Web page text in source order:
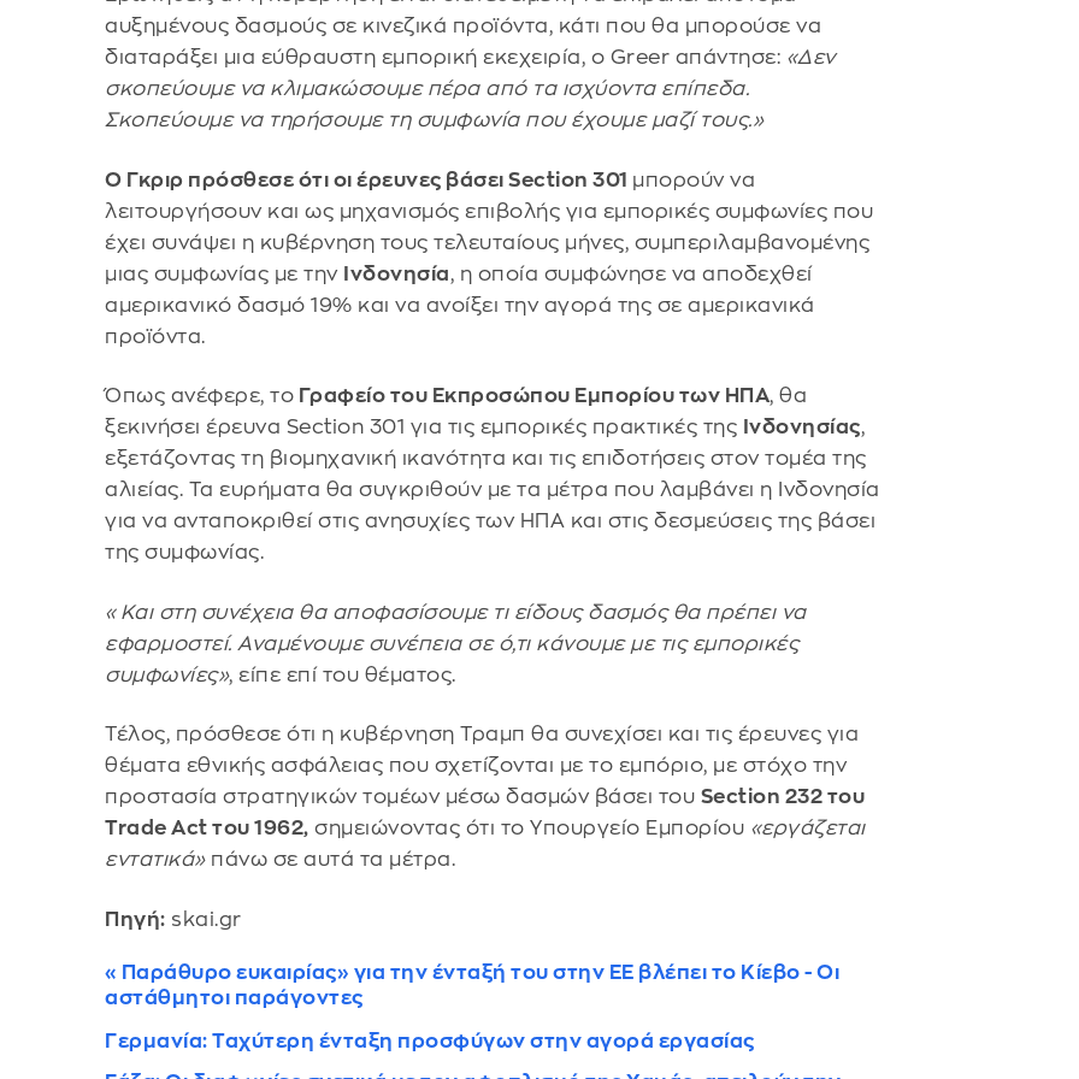
αυξημένους δασμούς σε κινεζικά προϊόντα, κάτι που θα μπορούσε να
διαταράξει μια εύθραυστη εμπορική εκεχειρία, ο Greer απάντησε: «Δεν
σκοπεύουμε να κλιμακώσουμε πέρα από τα ισχύοντα επίπεδα.
Σκοπεύουμε να τηρήσουμε τη συμφωνία που έχουμε μαζί τους.»
Ο Γκριρ πρόσθεσε ότι οι έρευνες βάσει Section 301 μπορούν να
λειτουργήσουν και ως μηχανισμός επιβολής για εμπορικές συμφωνίες που
έχει συνάψει η κυβέρνηση τους τελευταίους μήνες, συμπεριλαμβανομένης
μιας συμφωνίας με την
Ινδονησία, η οποία συμφώνησε να αποδεχθεί
αμερικανικό δασμό 19% και να ανοίξει την αγορά της σε αμερικανικά
προϊόντα.
Όπως ανέφερε, το Γραφείο του Εκπροσώπου Εμπορίου των ΗΠΑ, θα
ξεκινήσει έρευνα Section 301 για τις εμπορικές πρακτικές της Ινδονησίας,
εξετάζοντας τη βιομηχανική ικανότητα και τις επιδοτήσεις στον τομέα της
αλιείας. Τα ευρήματα θα συγκριθούν με τα μέτρα που λαμβάνει η Ινδονησία
για να ανταποκριθεί στις ανησυχίες των ΗΠΑ και στις δεσμεύσεις της βάσει
της συμφωνίας.
«Και στη συνέχεια θα αποφασίσουμε τι είδους δασμός θα πρέπει να
εφαρμοστεί. Αναμένουμε συνέπεια σε ό,τι κάνουμε με τις εμπορικές
συμφωνίες», είπε επί του θέματος.
Τέλος, πρόσθεσε ότι η κυβέρνηση Τραμπ θα συνεχίσει και τις έρευνες για
θέματα εθνικής ασφάλειας που σχετίζονται με το εμπόριο, με στόχο την
προστασία στρατηγικών τομέων μέσω δασμών βάσει του Section 232 του
Trade Act του 1962, σημειώνοντας ότι το Υπουργείο Εμπορίου «εργάζεται
εντατικά»πάνω σε αυτά τα μέτρα.
Πηγή: skai.gr
«Παράθυρο ευκαιρίας» για την ένταξή του στην ΕΕ βλέπει το Κίεβο - Οι
αστάθμητοι παράγοντες
Γερμανία: Ταχύτερη ένταξη προσφύγων στην αγορά εργασίας